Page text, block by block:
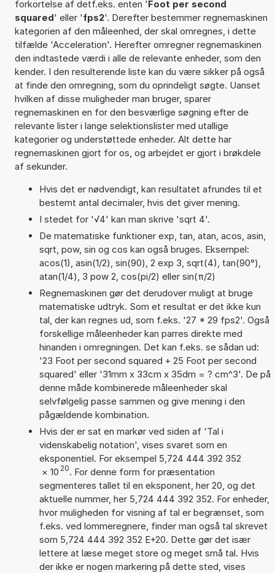
forkortelse af detf.eks. enten 'Foot per second
squared' eller 'fps2'. Derefter bestemmer regnemaskinen
kategorien af den måleenhed, der skal omregnes, i dette
tilfælde 'Acceleration'. Herefter omregner regnemaskinen
den indtastede værdi i alle de relevante enheder, som den
kender. I den resulterende liste kan du være sikker på også
at finde den omregning, som du oprindeligt søgte. Uanset
hvilken af disse muligheder man bruger, sparer
regnemaskinen en for den besværlige søgning efter de
relevante lister i lange selektionslister med utallige
kategorier og understøttede enheder. Alt dette har
regnemaskinen gjort for os, og arbejdet er gjort i brøkdele
af sekunder.
Hvis det er nødvendigt, kan resultatet afrundes til et
bestemt antal decimaler, hvis det giver mening.
I stedet for '√4' kan man skrive 'sqrt 4'.
De matematiske funktioner exp, tan, atan, acos, asin,
sqrt, pow, sin og cos kan også bruges. Eksempel:
acos(1), asin(1/2), sin(90), 2 exp 3, sqrt(4), tan(90°),
atan(1/4), 3 pow 2, cos(pi/2) eller sin(π/2)
Regnemaskinen gør det derudover muligt at bruge
matematiske udtryk. Som et resultat er det ikke kun
tal, der kan regnes ud, som f.eks. '27 * 29 fps2'. Også
forskellige måleenheder kan parres direkte med
hinanden i omregningen. Det kan f.eks. se sådan ud:
'23 Foot per second squared + 25 Foot per second
squared' eller '31mm x 33cm x 35dm = ? cm^3'. De på
denne måde kombinerede måleenheder skal
selvfølgelig passe sammen og give mening i den
pågældende kombination.
Hvis der er sat en markør ved siden af 'Tal i
videnskabelig notation', vises svaret som en
eksponentiel. For eksempel 5,724 444 392 352
× 10 20. For denne form for præsentation
segmenteres tallet til en eksponent, her 20, og det
aktuelle nummer, her 5,724 444 392 352. For enheder,
hvor muligheden for visning af tal er begrænset, som
f.eks. ved lommeregnere, finder man også tal skrevet
som 5,724 444 392 352 E+20. Dette gør det især
lettere at læse meget store og meget små tal. Hvis
der ikke er nogen markering på dette sted, vises